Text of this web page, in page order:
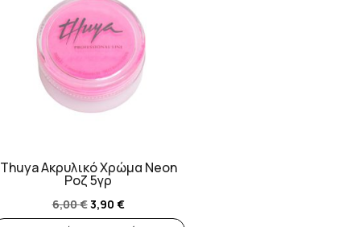
Thuya Ακρυλικό Χρώμα Neon
Ροζ 5γρ
6,00€Original
price
3,90 €Η
τρέχουσα